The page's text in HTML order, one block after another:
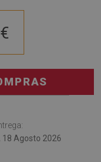
€
18 Agosto 2026